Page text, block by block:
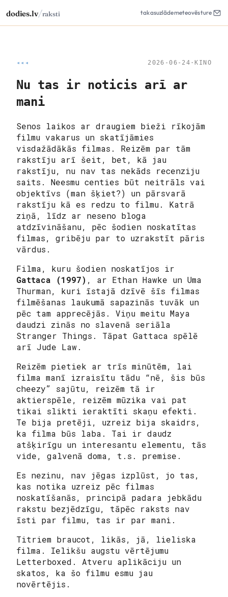
dodies.lv/raksti takasuzlādemeteovēsture
◂◂◂ 2026-06-24 · KINO
Nu tas ir noticis arī ar
mani
Senos laikos ar draugiem bieži rīkojām
filmu vakarus un skatījāmies
visdažādākās filmas. Reizēm par tām
rakstīju arī šeit, bet, kā jau
rakstīju, nu nav tas nekāds recenziju
saits. Neesmu centies būt neitrāls vai
objektīvs (man šķiet?) un pārsvarā
rakstīju kā es redzu to filmu. Katrā
ziņā, līdz ar neseno bloga
atdzīvināšanu, pēc šodien noskatītas
filmas, gribēju par to uzrakstīt pāris
vārdus.
Filma, kuru šodien noskatījos ir
Gattaca (1997) , ar Ethan Hawke un Uma
Thurman, kuri īstajā dzīvē šīs filmas
filmēšanas laukumā sapazinās tuvāk un
pēc tam apprecējās. Viņu meitu Maya
daudzi zinās no slavenā seriāla
Stranger Things. Tāpat Gattaca spēlē
arī Jude Law.
Reizēm pietiek ar trīs minūtēm, lai
filma manī izraisītu tādu “nē, šis būs
cheezy” sajūtu, reizēm tā ir
aktierspēle, reizēm mūzika vai pat
tikai slikti ieraktīti skaņu efekti.
Te bija pretēji, uzreiz bija skaidrs,
ka filma būs laba. Tai ir daudz
atšķirīgu un interesantu elementu, tās
vide, galvenā doma, t.s. premise.
Es nezinu, nav jēgas izplūst, jo tas,
kas notika uzreiz pēc filmas
noskatīšanās, principā padara jebkādu
rakstu bezjēdzīgu, tāpēc raksts nav
īsti par filmu, tas ir par mani.
Titriem braucot, likās, jā, lieliska
filma. Ielikšu augstu vērtējumu
Letterboxed. Atveru aplikāciju un
skatos, ka šo filmu esmu jau
novērtējis.